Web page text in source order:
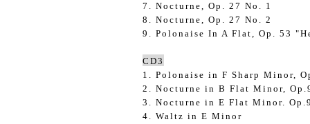
7. Nocturne, Op. 27 No. 1
8. Nocturne, Op. 27 No. 2
9. Polonaise In A Flat, Op. 53
CD3
1. Polonaise in F Sharp Minor,
2. Nocturne in B Flat Minor,
3. Nocturne in E Flat Minor.
4. Waltz in E Minor